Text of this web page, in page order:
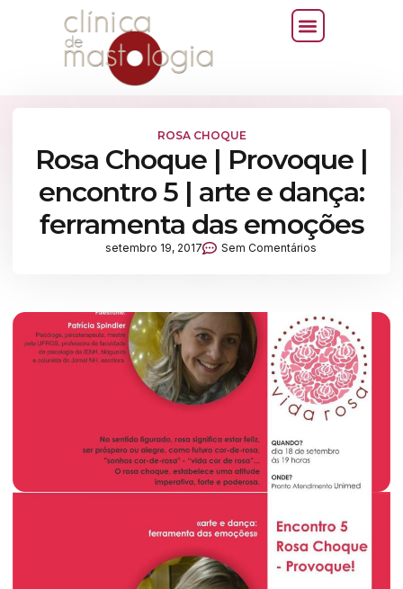
ROSA CHOQUE
Rosa Choque | Provoque |
encontro 5 | arte e dança:
ferramenta das emoções
setembro 19, 2017 Sem Comentários